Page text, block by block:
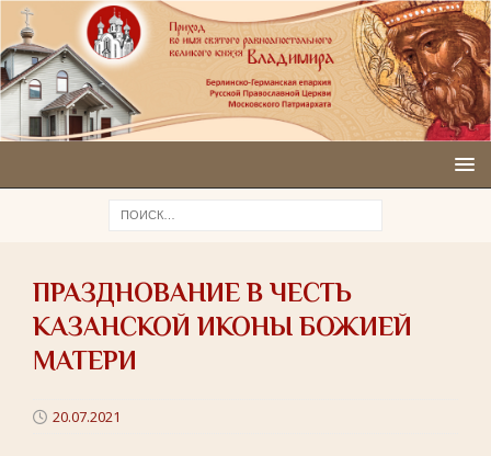
ПРАЗДНОВАНИЕ В ЧЕСТЬ
КАЗАНСКОЙ ИКОНЫ БОЖИЕЙ
МАТЕРИ
20.07.2021